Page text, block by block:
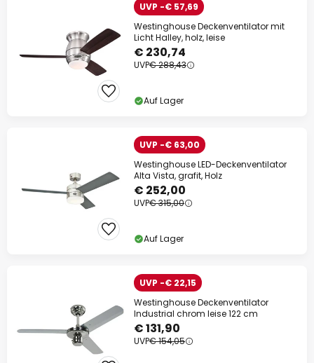
UVP -€ 57,69
Westinghouse Deckenventilator mit
Licht Halley, holz, leise
€ 230,74
UVP€ 288,43
Auf Lager
UVP -€ 63,00
Westinghouse LED-Deckenventilator
Alta Vista, grafit, Holz
€ 252,00
UVP€ 315,00
Auf Lager
UVP -€ 22,15
Westinghouse Deckenventilator
Industrial chrom leise 122 cm
€ 131,90
UVP€ 154,05